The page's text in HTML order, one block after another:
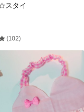
スタイ
(102)